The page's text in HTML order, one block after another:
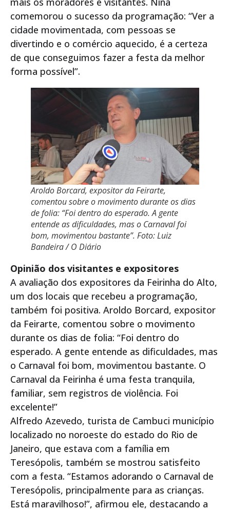
comemorou o sucesso da programação: “Ver a
cidade movimentada, com pessoas se
divertindo e o comércio aquecido, é a certeza
de que conseguimos fazer a festa da melhor
forma possível”.
Aroldo Borcard, expositor da Feirarte,
comentou sobre o movimento durante os dias
de folia: “Foi dentro do esperado. A gente
entende as dificuldades, mas o Carnaval foi
bom, movimentou bastante”. Foto: Luiz
Bandeira / O Diário
Opinião dos visitantes e expositores
A avaliação dos expositores da Feirinha do Alto,
um dos locais que recebeu a programação,
também foi positiva. Aroldo Borcard, expositor
da Feirarte, comentou sobre o movimento
durante os dias de folia: “Foi dentro do
esperado. A gente entende as dificuldades, mas
o Carnaval foi bom, movimentou bastante. O
Carnaval da Feirinha é uma festa tranquila,
familiar, sem registros de violência. Foi
excelente!”
Alfredo Azevedo, turista de Cambuci município
localizado no noroeste do estado do Rio de
Janeiro, que estava com a família em
Teresópolis, também se mostrou satisfeito
com a festa. “Estamos adorando o Carnaval de
Teresópolis, principalmente para as crianças.
Está maravilhoso!”, afirmou ele, destacando a